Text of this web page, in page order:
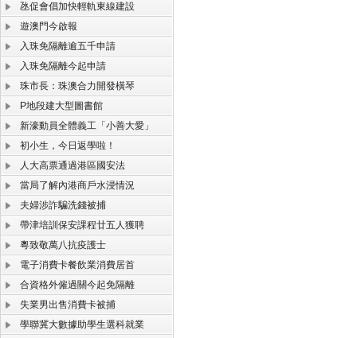
氹促會倡加快輕軌東線建設
遊澳門今啟報
入珠免隔離逾五千申請
入珠免隔離今起申請
珠市長：珠澳合力開發橫琴
P地段建大型圖書館
新濠動員全體義工「小善大愛」
初小生，今日返學啦！
人大高票通過港區國安法
當局了解內港商戶水浸情況
夫婦涉詐騙洗錢被捕
帶津培訓保安課程廿五人獲聘
粵致敬萬八抗疫護士
電子消費卡餐飲業消費居首
合資格外僱過關今起免隔離
失業男出售消費卡被捕
學聯冀大數據助學生選科就業